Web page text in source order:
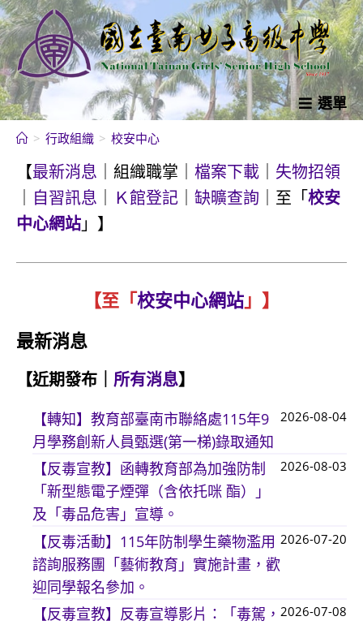
跳
轉
至
主
要
內
選單
> 行政組織 > 校安中心
【最新消息 ｜組織職掌｜ 檔案下載
失物招領
自習訊息 Ｋ館登記 缺曠查詢 ｜至「校安
中心網站」】
【至「校安中心網站 」】
最新消息
【近期發布｜ 所有消息】
【轉知】教育部臺南市聯絡處115年9
月學務創新人員甄選(第一梯)錄取通知
2026-08-04
【反毒宣教】函轉教育部為加強防制
「新型態電子煙彈（含依托咪 酯）」
及「毒品危害」宣導。
2026-08-03
【反毒活動】115年防制學生藥物濫用
諮詢服務團「藝術教育」實施計畫，歡
迎同學報名參加。
2026-07-20
【反毒宣教】反毒宣導影片：「毒駕， 2026-07-08